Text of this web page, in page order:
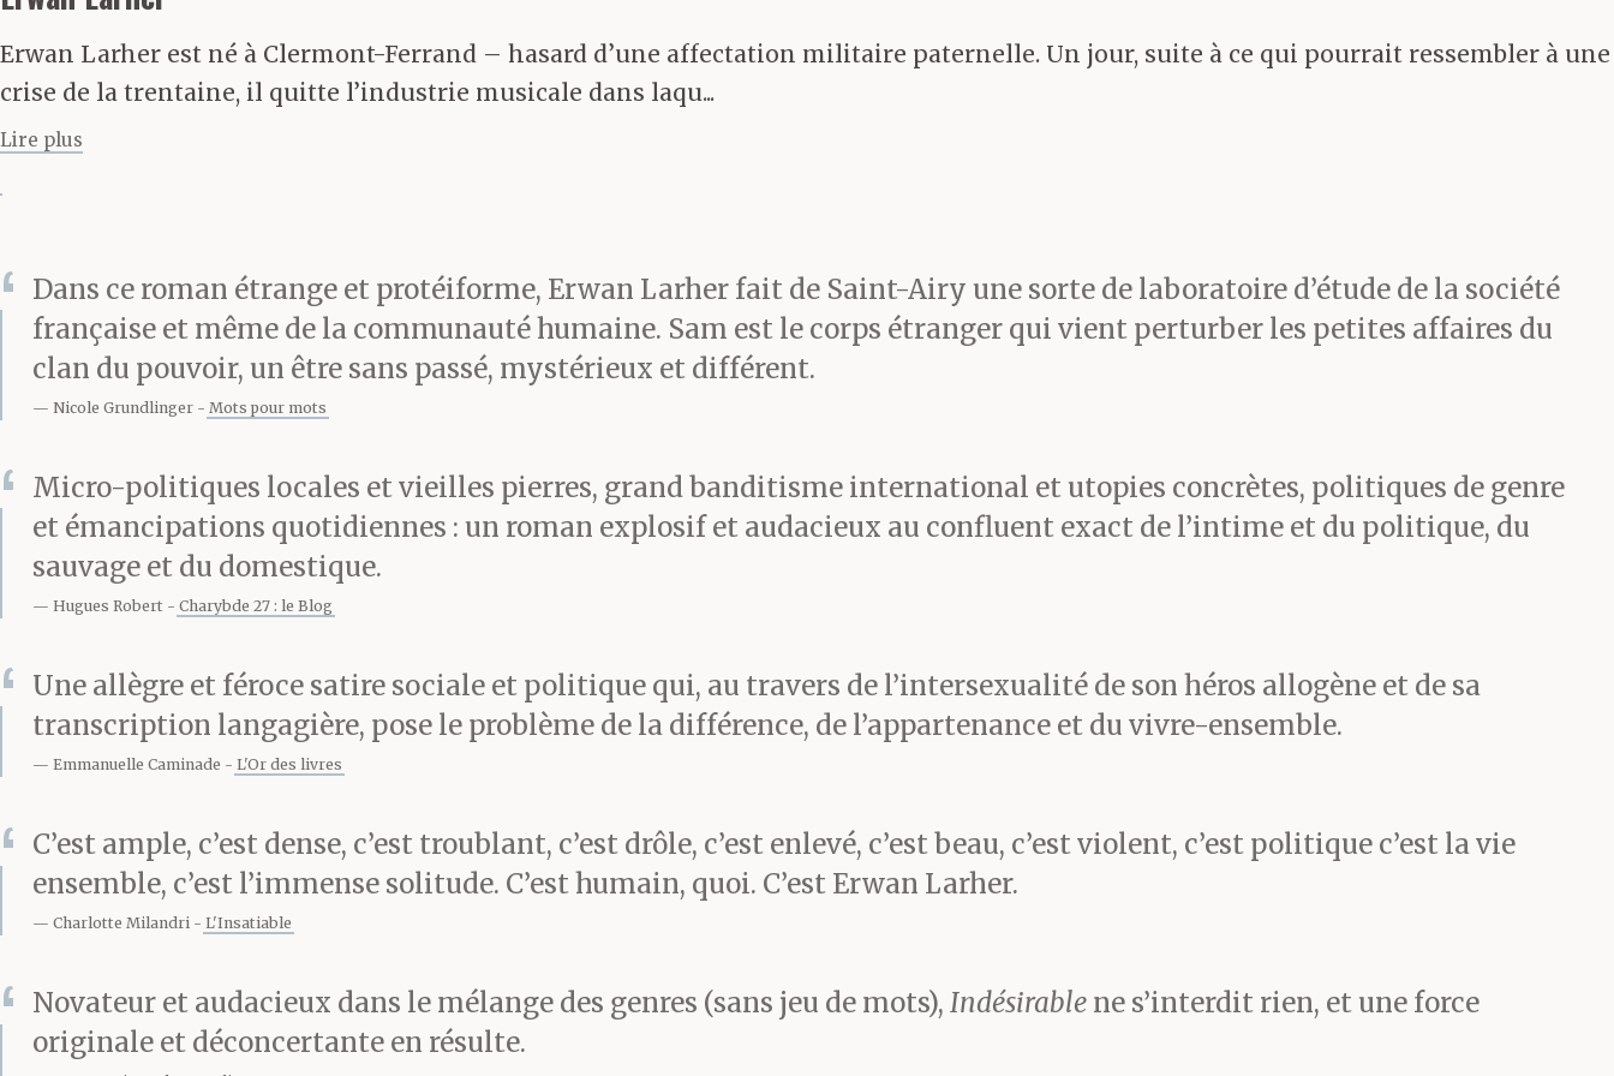
— Merci de vous être libéré aussi vite, monsieur
Gadin.
À peine dix minutes depuis qu’il a dit à Sam qu’il
arrivait,
trousseau de clés de la sacoche élimée qu’il porte
en bandoulière par-dessus sa chemisette blanche.
— De rien, de rien, c’est tout à fait normal ! Vous
Erwan Larher est né à Clermont-Ferrand – hasard d’une affectation militaire paternelle. Un jour, suite à ce qui pourrait ressembler à une
crise de la trentaine, il quitte l’industrie musicale dans laqu...
Lire plus
Dans ce roman étrange et protéiforme, Erwan Larher fait de Saint-Airy une sorte de laboratoire d’étude de la société
française et même de la communauté humaine. Sam est le corps étranger qui vient perturber les petites affaires du
clan du pouvoir, un être sans passé, mystérieux et différent.
Nicole Grundlinger Mots pour mots
Micro-politiques locales et vieilles pierres, grand banditisme international et utopies concrètes, politiques de genre
et émancipations quotidiennes : un roman explosif et audacieux au confluent exact de l’intime et du politique, du
sauvage et du domestique.
Hugues Robert Charybde 27 : le Blog
Une allègre et féroce satire sociale et politique qui, au travers de l’intersexualité de son héros allogène et de sa
transcription langagière, pose le problème de la différence, de l’appartenance et du vivre-ensemble.
Emmanuelle Caminade L'Or des livres
C’est ample, c’est dense, c’est troublant, c’est drôle, c’est enlevé, c’est beau, c’est violent, c’est politique c’est la vie
ensemble, c’est l’immense solitude. C’est humain, quoi. C’est Erwan Larher.
Charlotte Milandri L'Insatiable
Novateur et audacieux dans le mélange des genres (sans jeu de mots), Indésirable ne s’interdit rien, et une force
originale et déconcertante en résulte.